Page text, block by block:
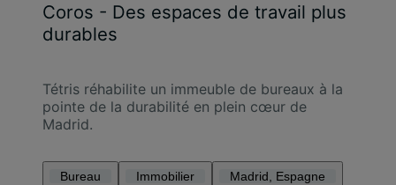
Coros - Des espaces de travail plus
durables
Tétris réhabilite un immeuble de bureaux à la
pointe de la durabilité en plein cœur de
Madrid.
Bureau Immobilier Madrid, Espagne